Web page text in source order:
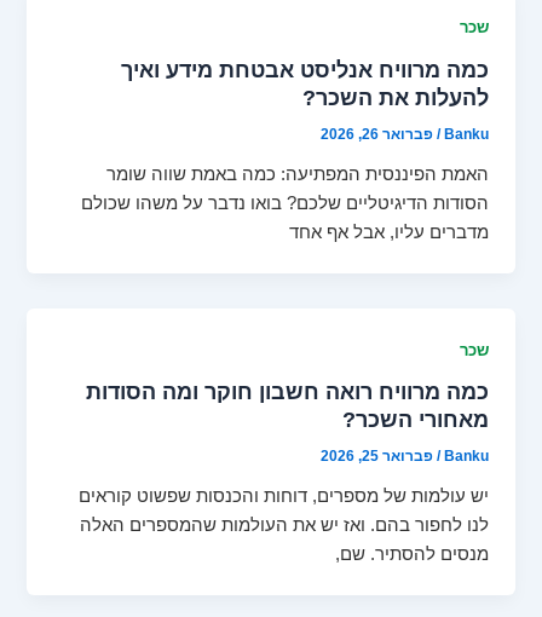
שכר
כמה מרוויח אנליסט אבטחת מידע ואיך
להעלות את השכר?
Banku
/פברואר 26, 2026
האמת הפיננסית המפתיעה: כמה באמת שווה שומר
הסודות הדיגיטליים שלכם? בואו נדבר על משהו שכולם
מדברים עליו, אבל אף אחד
שכר
כמה מרוויח רואה חשבון חוקר ומה הסודות
מאחורי השכר?
Banku
/פברואר 25, 2026
יש עולמות של מספרים, דוחות והכנסות שפשוט קוראים
לנו לחפור בהם. ואז יש את העולמות שהמספרים האלה
מנסים להסתיר. שם,